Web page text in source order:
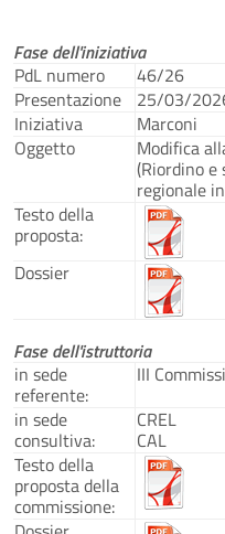
Fase dell'iniziativa
PdL numero
46/26
Presentazione
25/03/
Iniziativa
Marconi
Oggetto
Modifica
(Riordino
regionale
Testo della
proposta:
Dossier
Fase dell'istruttoria
in sede
referente:
III
in sede
consultiva:
CREL
CAL
Testo della
proposta della
commissione: